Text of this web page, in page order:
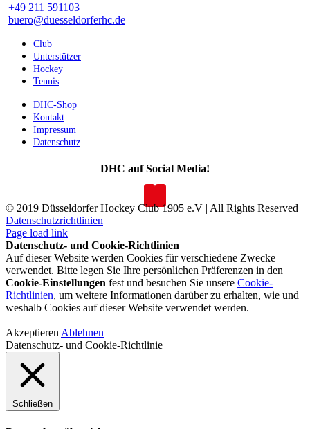
+49 211 591103
buero@duesseldorferhc.de
Club
Unterstützer
Hockey
Tennis
DHC-Shop
Kontakt
Impressum
Datenschutz
DHC auf Social Media!
© 2019 Düsseldorfer Hockey Club 1905 e.V | All Rights Reserved |
Datenschutzrichtlinien
Page load link
Datenschutz- und Cookie-Richtlinien
Auf dieser Website werden Cookies für verschiedene Zwecke
verwendet. Bitte legen Sie Ihre persönlichen Präferenzen in den
Cookie-Einstellungen fest und besuchen Sie unsere Cookie-
Richtlinien, um weitere Informationen darüber zu erhalten, wie und
weshalb Cookies auf dieser Website verwendet werden.
AkzeptierenAblehnen
Datenschutz- und Cookie-Richtlinie
Schließen